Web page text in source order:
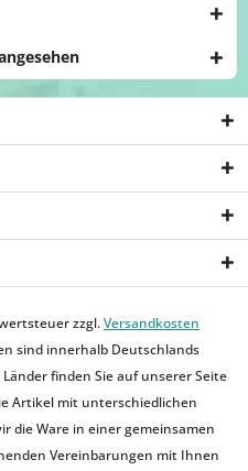
zzgl.Versandkosten
sind innerhalb Deutschlands
finden Sie auf unserer Seite
Artikel mit unterschiedlichen
die Ware in einer gemeinsamen
Vereinbarungen mit Ihnen